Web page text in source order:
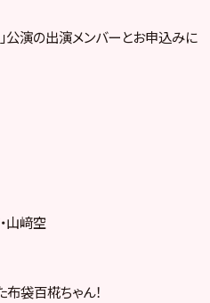
演の出演メンバーとお申込みに
山﨑空
袋百椛ちゃん！